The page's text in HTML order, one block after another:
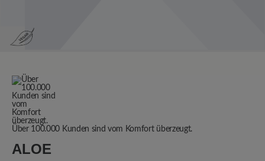
Über 100.000 Kunden sind vom Komfort überzeugt.
ALOE